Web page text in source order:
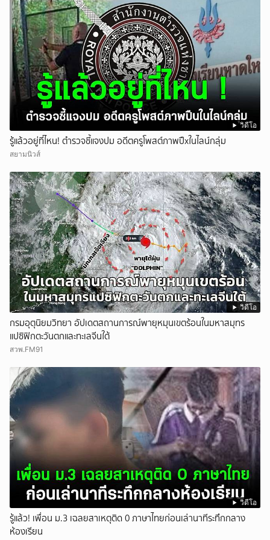
วิดีโอ
รู้แล้วอยู่ที่ไหน! ตำรวจชี้แจงปม อดีตครูโพสต์ภาพปืxในไลน์กลุ่ม
สยามนิวส์
วิดีโอ
กรมอุตุนิยมวิทยา อัปเดตสถานการณ์พายุหมุนเขตร้อนในมหาสมุทร
แปซิฟิกตะวันตกและทะเลจีนใต้
สวพ.FM91
วิดีโอ
รู้แล้ว! เพื่อน ม.3 เฉลยสาเหตุติด 0 ภาษาไทยก่อนเล่านาทีระทึกกลาง
ห้องเรียน